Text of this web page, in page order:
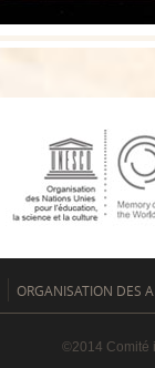
ORGANISATION DES
©2014 Comité